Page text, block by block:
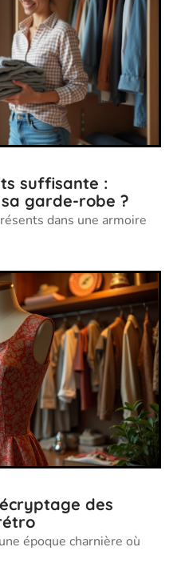
suffisante :
garde-robe ?
dans une armoire
des
époque charnière où